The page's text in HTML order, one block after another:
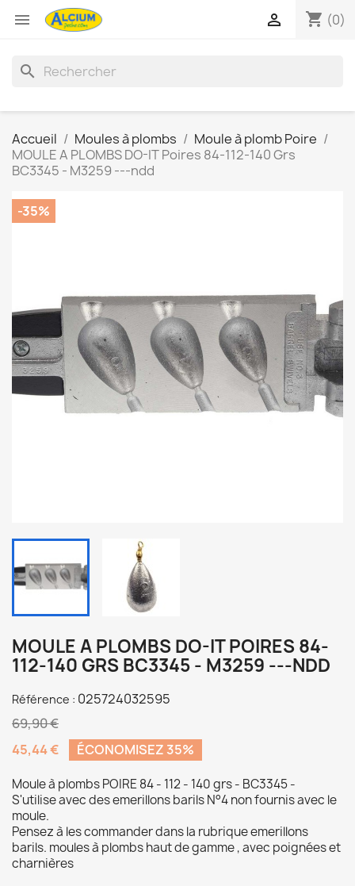
 shopping_cart (0)

search
Accueil Moules à plombs
Moule à plomb Poire
MOULE A PLOMBS DO-IT Poires 84-112-140 Grs
BC3345 - M3259 ---ndd
-35%
MOULE A PLOMBS DO-IT POIRES 84-
112-140 GRS BC3345 - M3259 ---NDD
Référence : 025724032595
69,90 €
45,44 €
ÉCONOMISEZ 35%
Moule à plombs POIRE 84 - 112 - 140 grs - BC3345 -
S'utilise avec des emerillons barils N°4 non fournis avec le
moule.
Pensez à les commander dans la rubrique emerillons
barils. moules à plombs haut de gamme , avec poignées et
charnières